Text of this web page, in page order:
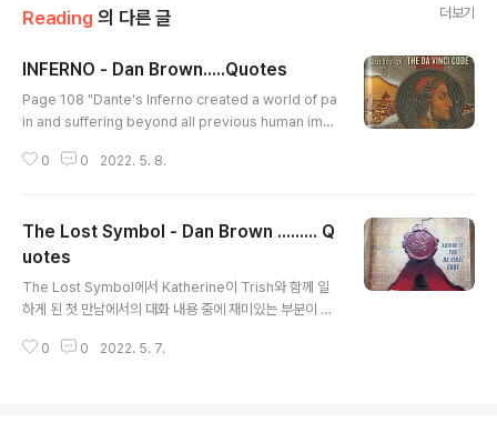
Reading 의 다른 글 더보기
INFERNO - Dan Brown.....Quotes
Page 108 "Dante's Inferno created a world of pa
in and suffering beyond all previous human ima
r modern visions of hell." Langdon paused. "And
centuries, and no doubt tripled church attendan
ce among the fearful." Page 131 "Consider this. I
0 0 2022. 5. 8.
The Lost Symbol - Dan Brown ......... Q
uotes
The Lost Symbol에서 Katherine이 Trish와 함께 일
하게 된 첫 만남에서의 대화 내용 중에 재미있는 부분이 많
Science에 대한 내용까지 나누는 이야기가 흥미롭다. htt
0 0 2022. 5. 7.